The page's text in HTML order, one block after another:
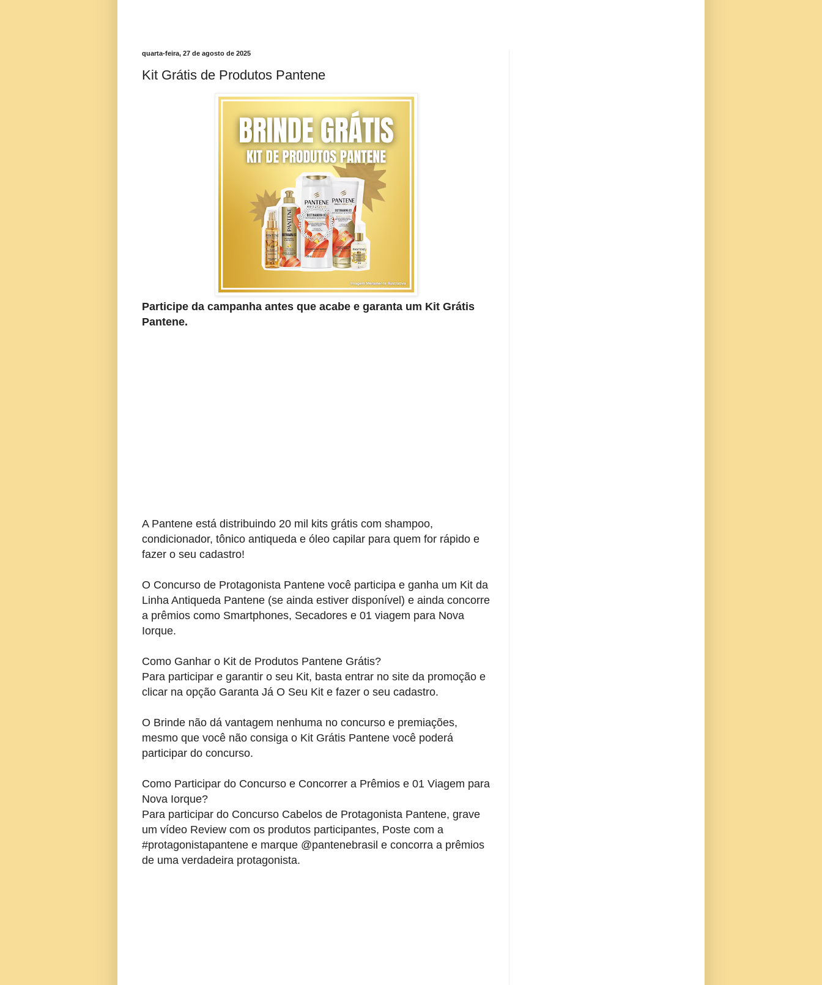
quarta-feira, 27 de agosto de 2025
Kit Grátis de Produtos Pantene
Participe da campanha antes que acabe e garanta um Kit Grátis
Pantene.
A Pantene está distribuindo 20 mil kits grátis com shampoo,
condicionador, tônico antiqueda e óleo capilar para quem for rápido e
fazer o seu cadastro!
O Concurso de Protagonista Pantene você participa e ganha um Kit da
Linha Antiqueda Pantene (se ainda estiver disponível) e ainda concorre
a prêmios como Smartphones, Secadores e 01 viagem para Nova
Iorque.
Como Ganhar o Kit de Produtos Pantene Grátis?
Para participar e garantir o seu Kit, basta entrar no site da promoção e
clicar na opção Garanta Já O Seu Kit e fazer o seu cadastro.
O Brinde não dá vantagem nenhuma no concurso e premiações,
mesmo que você não consiga o Kit Grátis Pantene você poderá
participar do concurso.
Como Participar do Concurso e Concorrer a Prêmios e 01 Viagem para
Nova Iorque?
Para participar do Concurso Cabelos de Protagonista Pantene, grave
um vídeo Review com os produtos participantes, Poste com a
#protagonistapantene e marque @pantenebrasil e concorra a prêmios
de uma verdadeira protagonista.